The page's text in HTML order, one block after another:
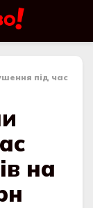
під час
на